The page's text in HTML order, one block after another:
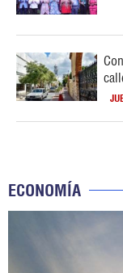
ECONOMÍA